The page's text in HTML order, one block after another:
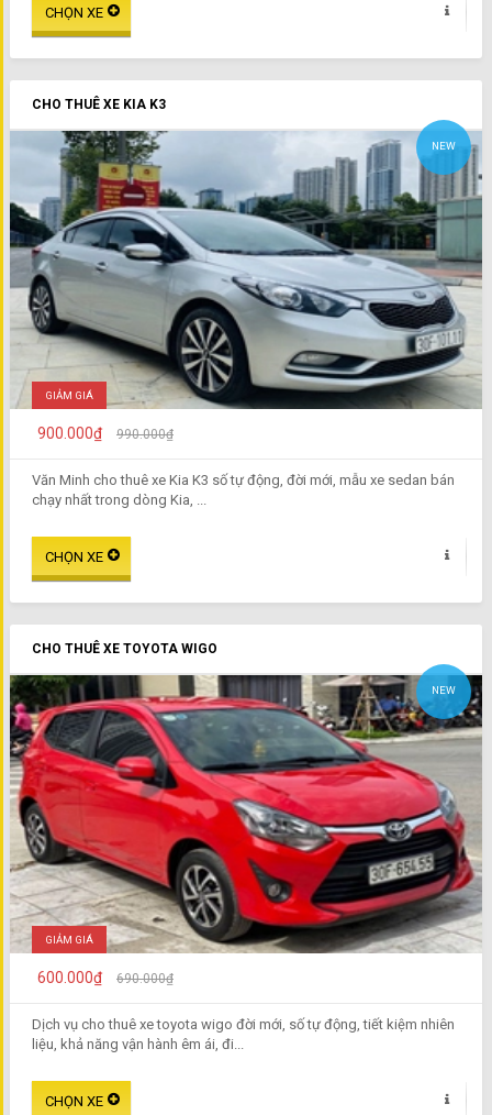
CHO THUÊ XE KIA K3
NEW
GIẢM GIÁ
900.000₫ 990.000₫
Văn Minh cho thuê xe Kia K3 số tự động, đời mới, mẫu xe sedan bán
chạy nhất trong dòng Kia, ...
CHO THUÊ XE TOYOTA WIGO
NEW
GIẢM GIÁ
600.000₫ 690.000₫
Dịch vụ cho thuê xe toyota wigo đời mới, số tự động, tiết kiệm nhiên
liệu, khả năng vận hành êm ái, đi...